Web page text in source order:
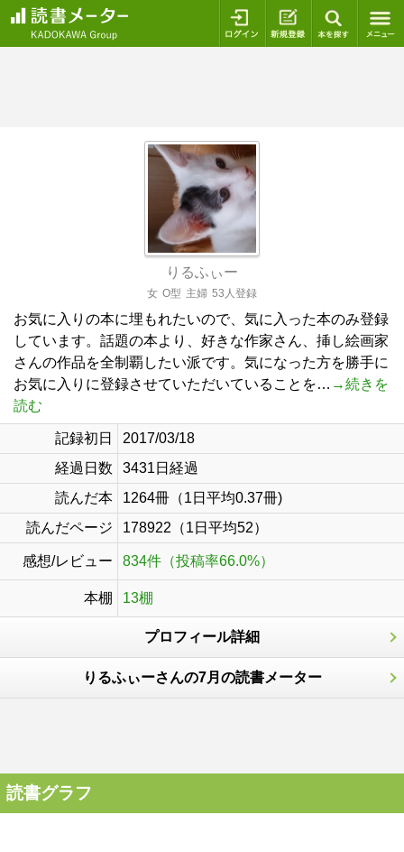
ログイン 新規登録
りるふぃー
女 O型 主婦 53人登録
お気に入りの本に埋もれたいので、気に入った本のみ登録
しています。話題の本より、好きな作家さん、挿し絵画家
さんの作品を全制覇したい派です。気になった方を勝手に
お気に入りに登録させていただいていることを… →続きを
読む
記録初日
2017/03/18
経過日数
3431日経過
読んだ本
1264冊（1日平均0.37冊)
読んだページ
178922（1日平均52）
感想/レビュー 834件（投稿率66.0%）
本棚 13棚
プロフィール詳細
りるふぃーさんの7月の読書メーター
読書グラフ